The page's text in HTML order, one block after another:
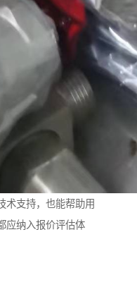
术支持，也能帮助用
应纳入报价评估体